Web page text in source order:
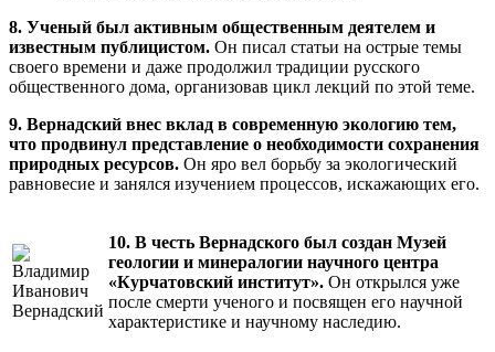
8. Ученый был активным общественным деятелем и
известным публицистом. Он писал статьи на острые темы
своего времени и даже продолжил традиции русского
общественного дома, организовав цикл лекций по этой теме.
9. Вернадский внес вклад в современную экологию тем,
что продвинул представление о необходимости сохранения
природных ресурсов. Он яро вел борьбу за экологический
равновесие и занялся изучением процессов, искажающих его.
10. В честь Вернадского был создан Музей
геологии и минералогии научного центра
«Курчатовский институт». Он открылся уже
после смерти ученого и посвящен его научной
характеристике и научному наследию.